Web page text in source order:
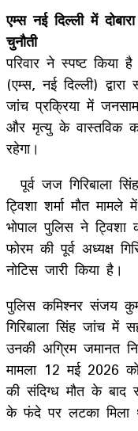
एम्स नई दिल्ली में
चुनौती
परिवार ने स्पष्ट किया
(एम्स, नई दिल्ली)
जांच प्रक्रिया में
और मृत्यु के वास्तविक
रहेगा।
पूर्व जज गिरिबाला
ट्विशा शर्मा मौत
भोपाल पुलिस ने
फोरम की पूर्व अध्यक्ष
नोटिस जारी किया है।
पुलिस कमिश्नर संजय
गिरिबाला सिंह जांच में
उनकी अग्रिम जमानत
मामला 12 मई 2026
की संदिग्ध मौत के
के फंदे पर लटका मिला